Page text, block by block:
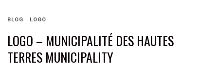
BLOG LOGO
LOGO – MUNICIPALITÉ DES HAUTES
TERRES MUNICIPALITY